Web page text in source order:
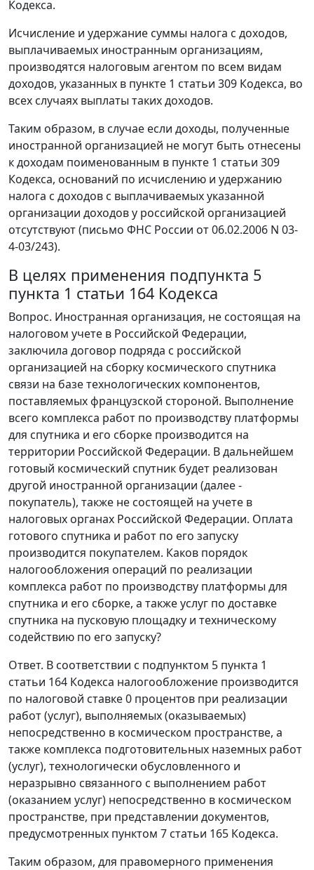
Кодекса.
Исчисление и удержание суммы налога с доходов,
выплачиваемых иностранным организациям,
производятся налоговым агентом по всем видам
доходов, указанных в пункте 1 статьи 309 Кодекса, во
всех случаях выплаты таких доходов.
Таким образом, в случае если доходы, полученные
иностранной организацией не могут быть отнесены
к доходам поименованным в пункте 1 статьи 309
Кодекса, оснований по исчислению и удержанию
налога с доходов с выплачиваемых указанной
организации доходов у российской организацией
отсутствуют (письмо ФНС России от 06.02.2006 N 03-
4-03/243).
В целях применения подпункта 5
пункта 1 статьи 164 Кодекса
Вопрос. Иностранная организация, не состоящая на
налоговом учете в Российской Федерации,
заключила договор подряда с российской
организацией на сборку космического спутника
связи на базе технологических компонентов,
поставляемых французской стороной. Выполнение
всего комплекса работ по производству платформы
для спутника и его сборке производится на
территории Российской Федерации. В дальнейшем
готовый космический спутник будет реализован
другой иностранной организации (далее -
покупатель), также не состоящей на учете в
налоговых органах Российской Федерации. Оплата
готового спутника и работ по его запуску
производится покупателем. Каков порядок
налогообложения операций по реализации
комплекса работ по производству платформы для
спутника и его сборке, а также услуг по доставке
спутника на пусковую площадку и техническому
содействию по его запуску?
Ответ. В соответствии с подпунктом 5 пункта 1
статьи 164 Кодекса налогообложение производится
по налоговой ставке 0 процентов при реализации
работ (услуг), выполняемых (оказываемых)
непосредственно в космическом пространстве, а
также комплекса подготовительных наземных работ
(услуг), технологически обусловленного и
неразрывно связанного с выполнением работ
(оказанием услуг) непосредственно в космическом
пространстве, при представлении документов,
предусмотренных пунктом 7 статьи 165 Кодекса.
Таким образом, для правомерного применения